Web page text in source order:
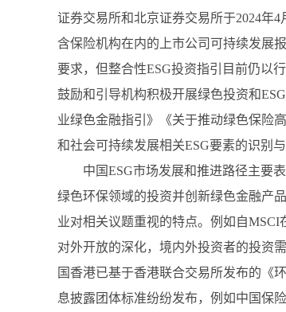
证券交易所和北京证券交易所于2024年
含保险机构在内的上市公司可持续发展
要求，但整合性ESG投资指引目前仍以
鼓励和引导机构积极开展绿色投资和
业绿色金融指引》《关于推动绿色保险
和社会可持续发展相关ESG要素的识别
中国ESG市场发展和推进路径主要
绿色环保领域的投资并创新绿色金融产
业对相关议题重视的特点。例如自
对外开放的深化，境内外投资者的投资
国香港已基于香港联合交易所发布的《
息披露团体标准纷纷发布，例如中国保